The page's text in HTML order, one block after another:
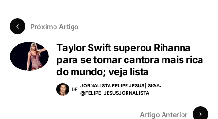
Próximo Artigo
Taylor Swift superou Rihanna
para se tornar cantora mais rica
do mundo; veja lista
DE
JORNALISTA FELIPE JESUS | SIGA:
@FELIPE_JESUSJORNALISTA
Artigo Anterior